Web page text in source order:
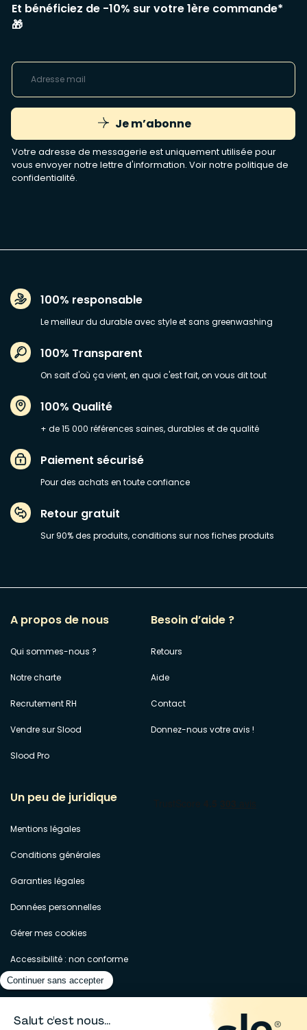
Et bénéficiez de -10% sur votre 1ère commande*
🎁
Je m’abonne
Votre adresse de messagerie est uniquement utilisée pour
vous envoyer notre lettre d'information. Voir notre politique de
confidentialité.
100% responsable
Le meilleur du durable avec style et sans greenwashing
100% Transparent
On sait d'où ça vient, en quoi c'est fait, on vous dit tout
100% Qualité
+ de 15 000 références saines, durables et de qualité
Paiement sécurisé
Pour des achats en toute confiance
Retour gratuit
Sur 90% des produits, conditions sur nos fiches produits
A propos de nous
Qui sommes-nous ?
Notre charte
Recrutement RH
Vendre sur Slood
Slood Pro
Besoin d’aide ?
Retours
Aide
Contact
Donnez-nous votre avis !
Un peu de juridique
Mentions légales
Conditions générales
Garanties légales
Données personnelles
Gérer mes cookies
Accessibilité : non conforme